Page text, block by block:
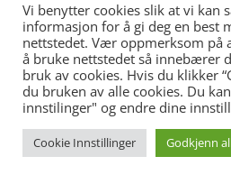
© Copyright2026 Bilfokus |
Vi benytter cookies slik at vi kan
informasjon for å gi deg en best
nettstedet. Vær oppmerksom på
å bruke nettstedet så innebærer
bruk av cookies. Hvis du klikker
du bruken av alle cookies. Du
innstilinger" og endre dine
Cookie Innstillinger Godkjenn